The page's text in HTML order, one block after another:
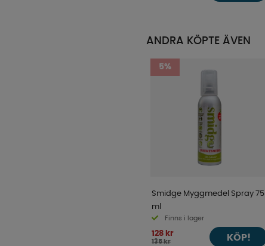
ANDRA KÖPTE ÄVEN
5%
Smidge Myggmedel Spray 75
ml
Finns i lager
128 kr
135 kr KÖP!